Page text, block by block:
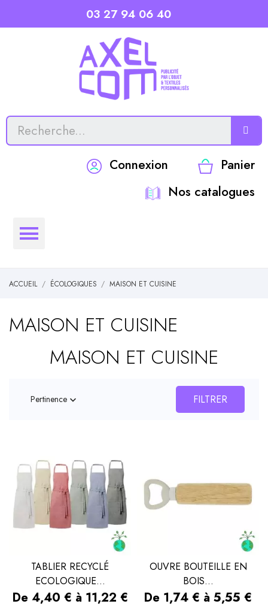
03 27 94 06 40
Connexion
Panier
Nos catalogues
ACCUEIL ÉCOLOGIQUES MAISON ET CUISINE
MAISON ET CUISINE
MAISON ET CUISINE
Pertinence  FILTRER
TABLIER RECYCLÉ
ECOLOGIQUE...
Prix
De 4,40 € à 11,22 €
OUVRE BOUTEILLE EN
BOIS...
Prix
De 1,74 € à 5,55 €